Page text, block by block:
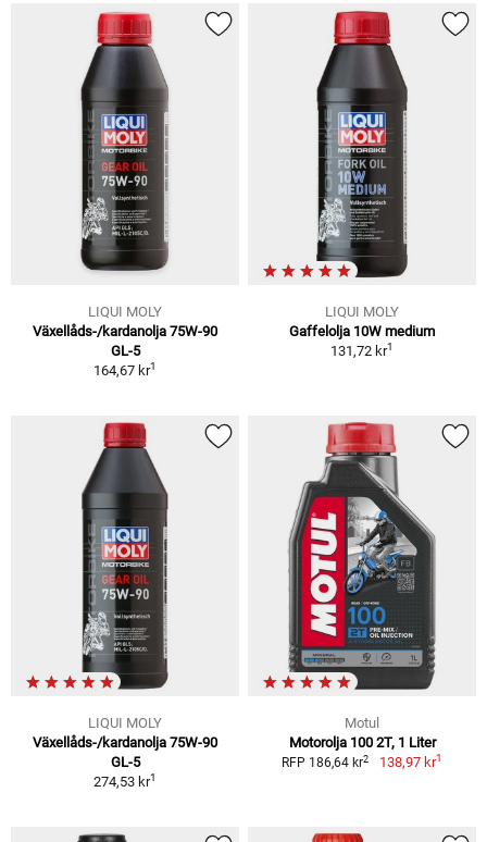
LIQUI MOLY
Växellåds-/kardanolja 75W-90
GL-5
164,67 kr1
LIQUI MOLY
Gaffelolja 10W medium
131,72 kr1
LIQUI MOLY
Växellåds-/kardanolja 75W-90
GL-5
274,53 kr1
Motul
Motorolja 100 2T, 1 Liter
RFP 186,64 kr2 138,97 kr1